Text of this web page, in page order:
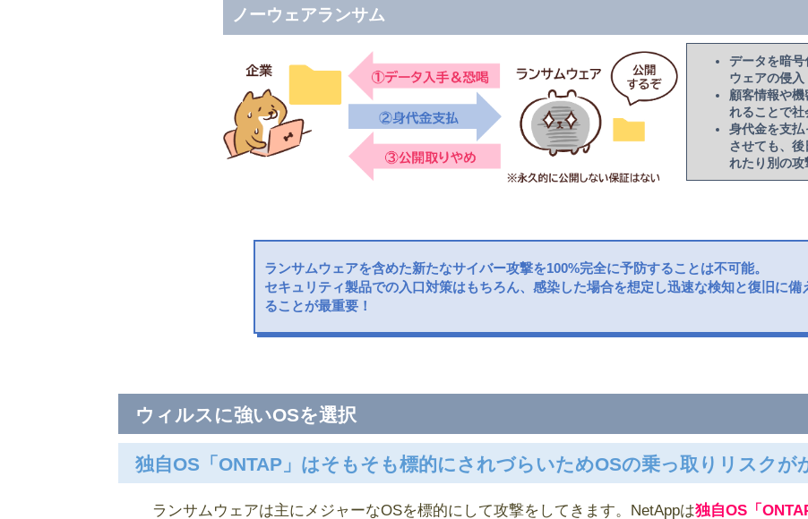
ノーウェアランサム
データを暗号
ウェアの侵
顧客情報や
れることで社
身代金を支払
させても、
れたり別の
ランサムウェアを含めた新たなサイバー攻撃を100%完全に予防することは不可能。
セキュリティ製品での入口対策はもちろん、感染した場合を想定し迅速な検知と復旧に備
ることが最重要！
ウィルスに強いOSを選択
独自OS「ONTAP」はそもそも標的にされづらいためOSの乗っ取りリスクが
ランサムウェアは主にメジャーなOSを標的にして攻撃をしてきます。NetAppは独自OS「